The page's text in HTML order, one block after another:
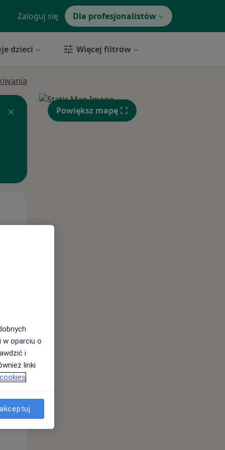
Zaloguj się Dla profesjonalistów
dzieci Więcej filtrów
Śr,
12 Sie
Powiększ mapę
w oparciu o
i
linki